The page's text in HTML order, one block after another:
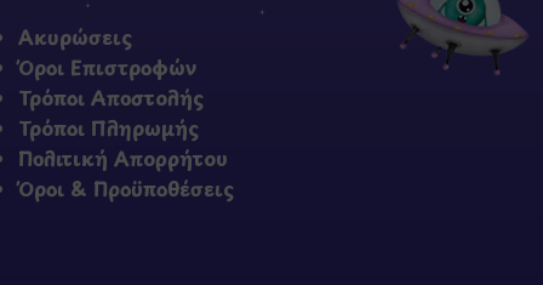
Ακυρώσεις
Όροι Επιστροφών
Τρόποι Αποστολής
Τρόποι Πληρωμής
Πολιτική Απορρήτου
Όροι & Προϋποθέσεις